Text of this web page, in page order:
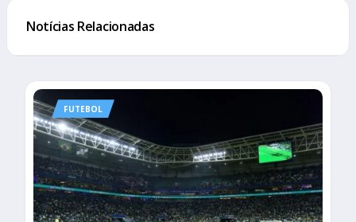
Notícias Relacionadas
FUTEBOL